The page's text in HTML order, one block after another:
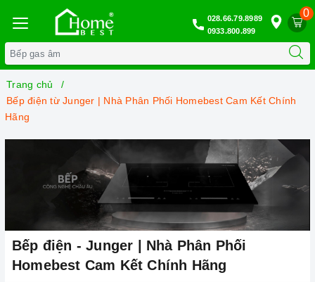
0
028.66.79.8989
0933.800.899
Trang chủ
Bếp điện từ Junger | Nhà Phân Phối Homebest Cam Kết Chính
Hãng
Bếp điện - Junger | Nhà Phân Phối
Homebest Cam Kết Chính Hãng